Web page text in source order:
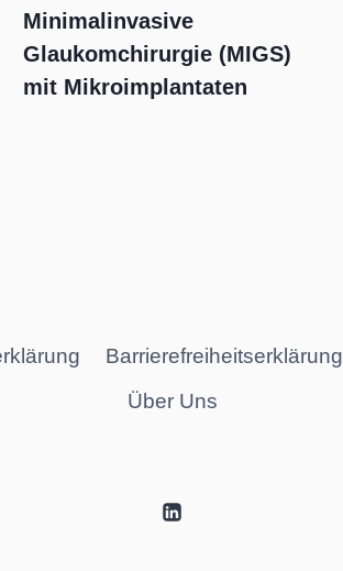
Minimalinvasive
Glaukomchirurgie (MIGS)
mit Mikroimplantaten
Barrierefreiheitserklärung
Über Uns